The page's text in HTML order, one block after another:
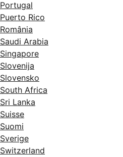
Portugal
Puerto Rico
România
Saudi Arabia
Singapore
Slovenija
Slovensko
South Africa
Sri Lanka
Suisse
Suomi
Sverige
Switzerland